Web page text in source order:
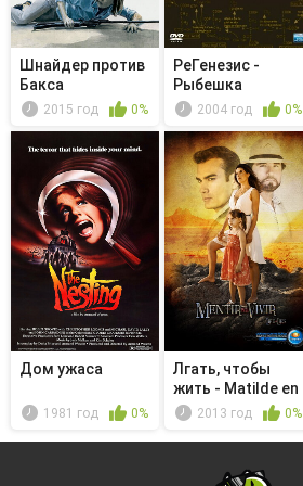
Шнайдер против
Бакса
2015 год 0%
РеГенезис -
Рыбешка
2004 год 0%
Дом ужаса
1981 год 0%
Лгать, чтобы
жить - Matilde en
su lugar
2013 год 0%